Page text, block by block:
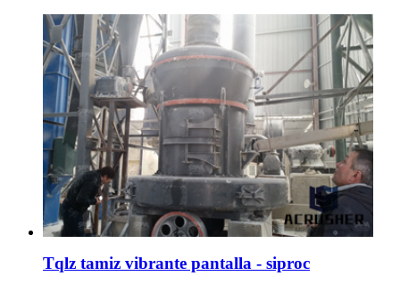
Tqlz tamiz vibrante pantalla - siproc